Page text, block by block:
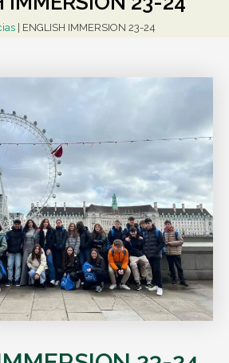
| ENGLISH IMMERSION 23-24